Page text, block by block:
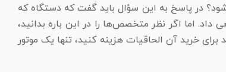
در پاسخ به این سؤال باید گفت که دستگاه که
اما اگر نظر متخصص‌ها را در این باره بدانید،
خرید آن الحاقیات هزینه کنید، تنها یک موتور